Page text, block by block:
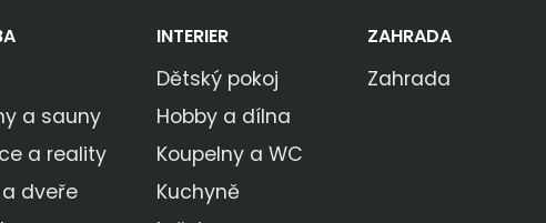
a sauny
a reality
dveře
INTERIER
Dětský pokoj
Hobby a dílna
Koupelny a WC
Kuchyně
ZAHRADA
Zahrada